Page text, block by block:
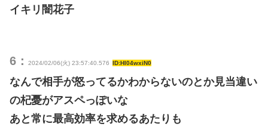
イキリ闇花子
6： 2024/02/06(火) 23:57:40.576 ID:Hl04wxiN0
なんで相手が怒ってるかわからないのとか見当違い
の杞憂がアスペっぽいな
あと常に最高効率を求めるあたりも